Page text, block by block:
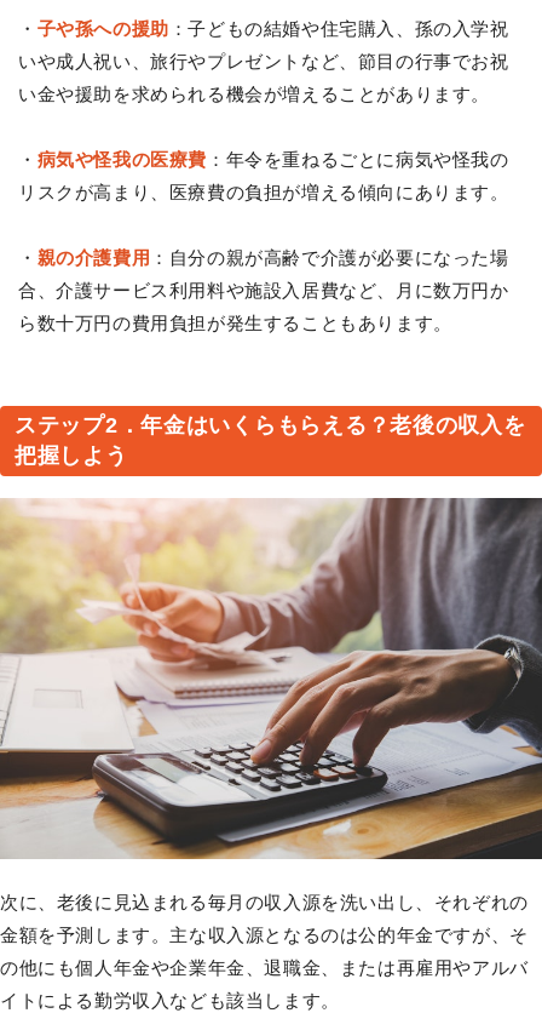
・ 子や孫への援助 ：子どもの結婚や住宅購入、孫の入学祝
いや成人祝い、旅行やプレゼントなど、節目の行事でお祝
い金や援助を求められる機会が増えることがあります。
・ 病気や怪我の医療費 ：年令を重ねるごとに病気や怪我の
リスクが高まり、医療費の負担が増える傾向にあります。
・ 親の介護費用 ：自分の親が高齢で介護が必要になった場
合、介護サービス利用料や施設入居費など、月に数万円か
ら数十万円の費用負担が発生することもあります。
ステップ2．年金はいくらもらえる？老後の収入を
把握しよう
次に、老後に見込まれる毎月の収入源を洗い出し、それぞれの
金額を予測します。主な収入源となるのは公的年金ですが、そ
の他にも個人年金や企業年金、退職金、または再雇用やアルバ
イトによる勤労収入なども該当します。